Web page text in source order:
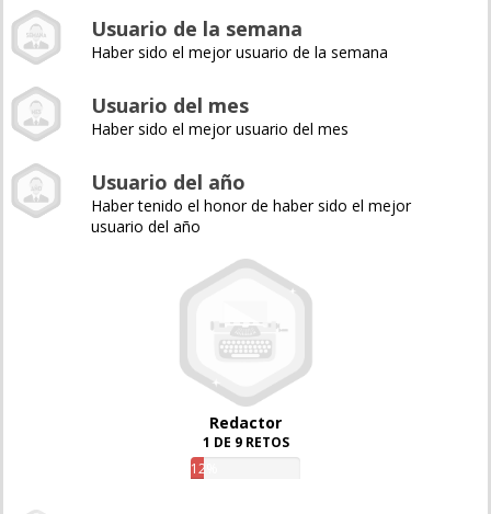
Usuario de la semana
Haber sido el mejor usuario de la semana
Usuario del mes
Haber sido el mejor usuario del mes
Usuario del año
Haber tenido el honor de haber sido el mejor
usuario del año
Redactor
1 DE 9 RETOS
12%